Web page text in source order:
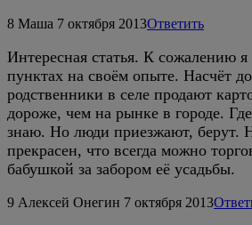
8 Маша 7 октября 2013Ответить
Интересная статья. К сожалению я
пунктах на своём опыте. Насчёт
родственники в селе продают
дороже, чем на рынке в городе.
знаю. Но люди приезжают, берут.
прекрасен, что всегда можно
бабушкой за забором её усадьбы.
9 Алексей Онегин 7 октября 2013